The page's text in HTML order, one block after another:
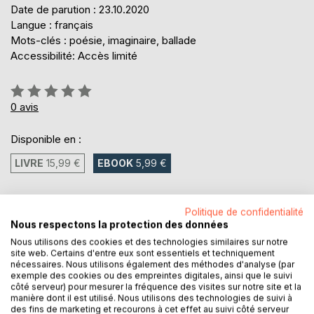
Date de parution : 23.10.2020
Langue : français
Mots-clés : poésie, imaginaire, ballade
Accessibilité: Accès limité
Évaluation:
0%
0 avis
Disponible en :
LIVRE 15,99 € EBOOK 5,99 €
TVA incluse
Téléchargement disponible dès maintenant
AJOUTER AU PANIER
Politique de confidentialité
Nous respectons la protection des données
Nous utilisons des cookies et des technologies similaires sur notre
site web. Certains d'entre eux sont essentiels et techniquement
nécessaires. Nous utilisons également des méthodes d'analyse (par
exemple des cookies ou des empreintes digitales, ainsi que le suivi
côté serveur) pour mesurer la fréquence des visites sur notre site et la
manière dont il est utilisé. Nous utilisons des technologies de suivi à
des fins de marketing et recourons à cet effet au suivi côté serveur